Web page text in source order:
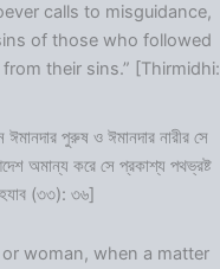
calls to misguidance,
of those who followed
their sins.” [Thirmidhi:
পুরুষ ও ঈমানদার নারীর সে
অমান্য করে সে প্রকাশ্য পথভ্রষ্ট
(৩৩): ৩৬]
woman, when a matter